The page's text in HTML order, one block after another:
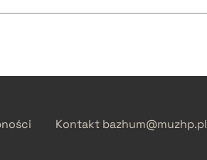
Kontakt bazhum@muzhp.pl